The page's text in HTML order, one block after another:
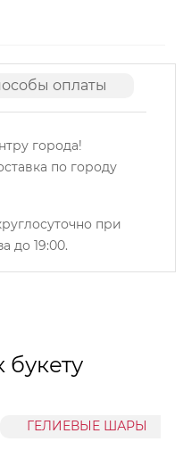
оплаты
города!
по городу
при
до 19:00.
букету
ГЕЛИЕВЫЕ ШАРЫ